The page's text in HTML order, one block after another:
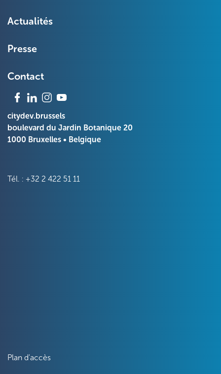
Actualités
Presse
Contact
citydev.brussels
boulevard du Jardin Botanique 20
1000 Bruxelles • Belgique
Tél. : +32 2 422 51 11
Plan d'accès